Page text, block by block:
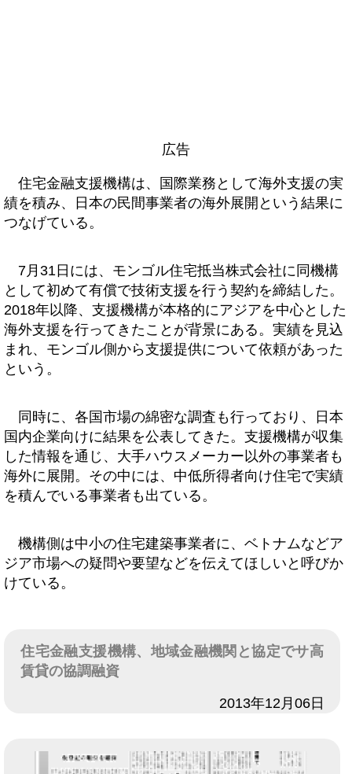
広告
住宅金融支援機構は、国際業務として海外支援の実
績を積み、日本の民間事業者の海外展開という結果に
つなげている。
7月31日には、モンゴル住宅抵当株式会社に同機構
として初めて有償で技術支援を行う契約を締結した。
2018年以降、支援機構が本格的にアジアを中心とした
海外支援を行ってきたことが背景にある。実績を見込
まれ、モンゴル側から支援提供について依頼があった
という。
同時に、各国市場の綿密な調査も行っており、日本
国内企業向けに結果を公表してきた。支援機構が収集
した情報を通じ、大手ハウスメーカー以外の事業者も
海外に展開。その中には、中低所得者向け住宅で実績
を積んでいる事業者も出ている。
機構側は中小の住宅建築事業者に、ベトナムなどア
ジア市場への疑問や要望などを伝えてほしいと呼びか
けている。
住宅金融支援機構、地域金融機関と協定でサ高
賃貸の協調融資
2013年12月06日